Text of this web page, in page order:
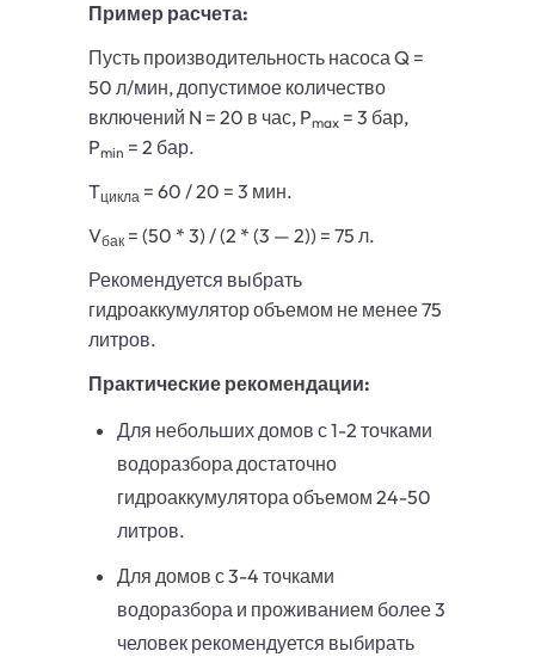
Пример расчета:
Пусть производительность насоса Q =
50 л/мин, допустимое количество
включений N = 20 в час, Pmax = 3 бар,
Pmin = 2 бар.
Tцикла = 60 / 20 = 3 мин.
Vбак = (50 * 3) / (2 * (3 — 2)) = 75 л.
Рекомендуется выбрать
гидроаккумулятор объемом не менее 75
литров.
Практические рекомендации:
Для небольших домов с 1-2 точками
водоразбора достаточно
гидроаккумулятора объемом 24-50
литров.
Для домов с 3-4 точками
водоразбора и проживанием более 3
человек рекомендуется выбирать